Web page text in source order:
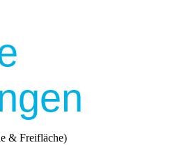
& Freifläche)